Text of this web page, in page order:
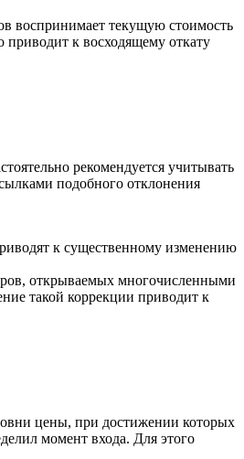
воспринимает текущую стоимость
приводит к восходящему откату
рекомендуется учитывать
подобного отклонения
к существенному изменению
открываемых многочисленными
такой коррекции приводит к
цены, при достижении которых
момент входа. Для этого